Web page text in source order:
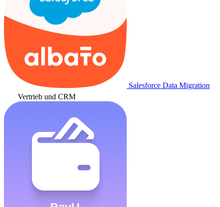
Salesforce Data Migration
Vertrieb und CRM